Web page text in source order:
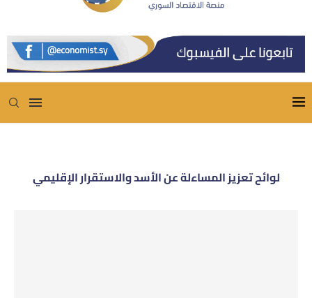
لوائح تعزيز المساءلة عن الأسد والاستقرار الإقليمي